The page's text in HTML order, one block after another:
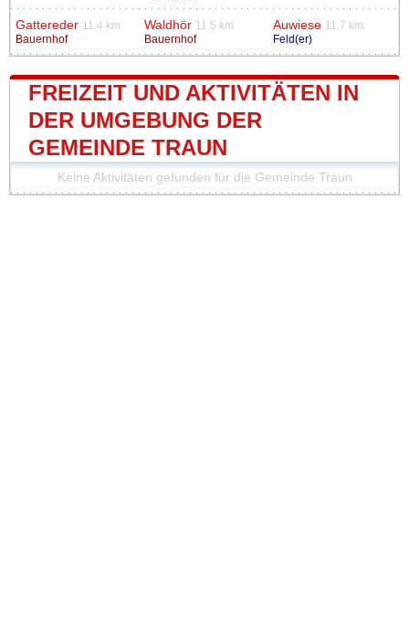
Gattereder 11.4 km
Bauernhof
Waldhör 11.5 km
Bauernhof
Auwiese 11.7 km
Feld(er)
FREIZEIT UND AKTIVITÄTEN IN
DER UMGEBUNG DER
GEMEINDE TRAUN
Keine Aktivitäten gefunden für die Gemeinde Traun